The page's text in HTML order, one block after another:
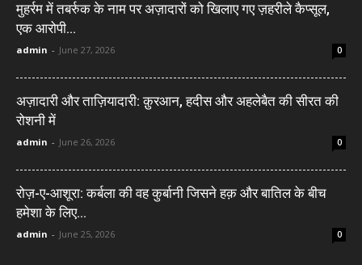
मुहर्रम में तबर्रुक के नाम पर अज़ादारों को खिलाए गए ज़हरीले कैप्सूल,
एक आरोपी...
admin - June 27, 2026 0
अज़ादारी और ताज़ियादारी: क़ुरआन, हदीस और अहलेबैत की सीरत की
रोशनी में
admin - June 26, 2026 0
रोज़-ए-आशूरा: कर्बला की वह कुर्बानी जिसने हक़ और बातिल के बीच
हमेशा के लिए...
admin - June 25, 2026 0